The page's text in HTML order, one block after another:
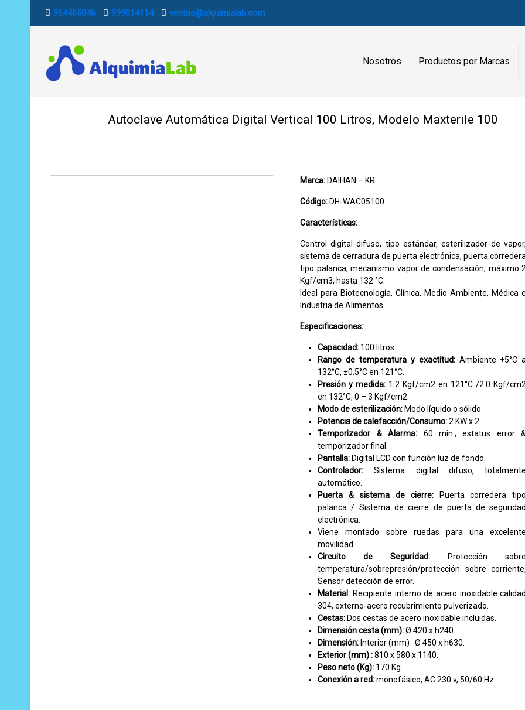
964465046 999014114 ventas@alquimialab.com
Nosotros Productos por Marcas
Autoclave Automática Digital Vertical 100 Litros, Modelo Maxterile 100
Marca: DAIHAN – KR
Código: DH-WAC05100
Características:
Control digital difuso, tipo estándar, esterilizador de vapor,
sistema de cerradura de puerta electrónica, puerta corredera
tipo palanca, mecanismo vapor de condensación, máximo 2
Kgf/cm3, hasta 132 °C.
Ideal para Biotecnología, Clínica, Medio Ambiente, Médica e
Industria de Alimentos.
Especificaciones:
Capacidad: 100 litros.
Rango de temperatura y exactitud:Ambiente +5°C a
132°C, ±0.5°C en 121°C.
Presión y medida: 1.2 Kgf/cm2 en 121°C /2.0 Kgf/cm2
en 132°C, 0 – 3 Kgf/cm2.
Modo de esterilización: Modo líquido o sólido.
Potencia de calefacción/Consumo:2 KW x 2.
Temporizador & Alarma: 60 min., estatus error &
temporizador final.
Pantalla: Digital LCD con función luz de fondo.
Controlador: Sistema digital difuso, totalmente
automático.
Puerta & sistema de cierre:Puerta corredera tipo
palanca / Sistema de cierre de puerta de seguridad
electrónica.
Viene montado sobre ruedas para una excelente
movilidad.
Circuito de Seguridad: Protección sobre
temperatura/sobrepresión/protección sobre corriente,
Sensor detección de error.
Material: Recipiente interno de acero inoxidable calidad
304, externo-acero recubrimiento pulverizado.
Cestas: Dos cestas de acero inoxidable incluidas.
Dimensión cesta (mm):Ø 420 x h240.
Dimensión: Interior (mm) : Ø 450 x h630.
Exterior (mm) :810 x 580 x 1140.
Peso neto (Kg): 170 Kg.
Conexión a red:monofásico, AC 230 v, 50/60 Hz.